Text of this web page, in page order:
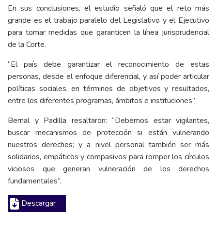
En sus conclusiones, el estudio señaló que el reto más
grande es el trabajo paralelo del Legislativo y el Ejecutivo
para tomar medidas que garanticen la línea jurisprudencial
de la Corte.
“El país debe garantizar el reconocimiento de estas
personas, desde el enfoque diferencial, y así poder articular
políticas sociales, en términos de objetivos y resultados,
entre los diferentes programas, ámbitos e instituciones”
Bernal y Padilla resaltaron: “Debemos estar vigilantes,
buscar mecanismos de protección si están vulnerando
nuestros derechos; y a nivel personal también ser más
solidarios, empáticos y compasivos para romper los círculos
viciosos que generan vulneración de los derechos
fundamentales”.
Descargar